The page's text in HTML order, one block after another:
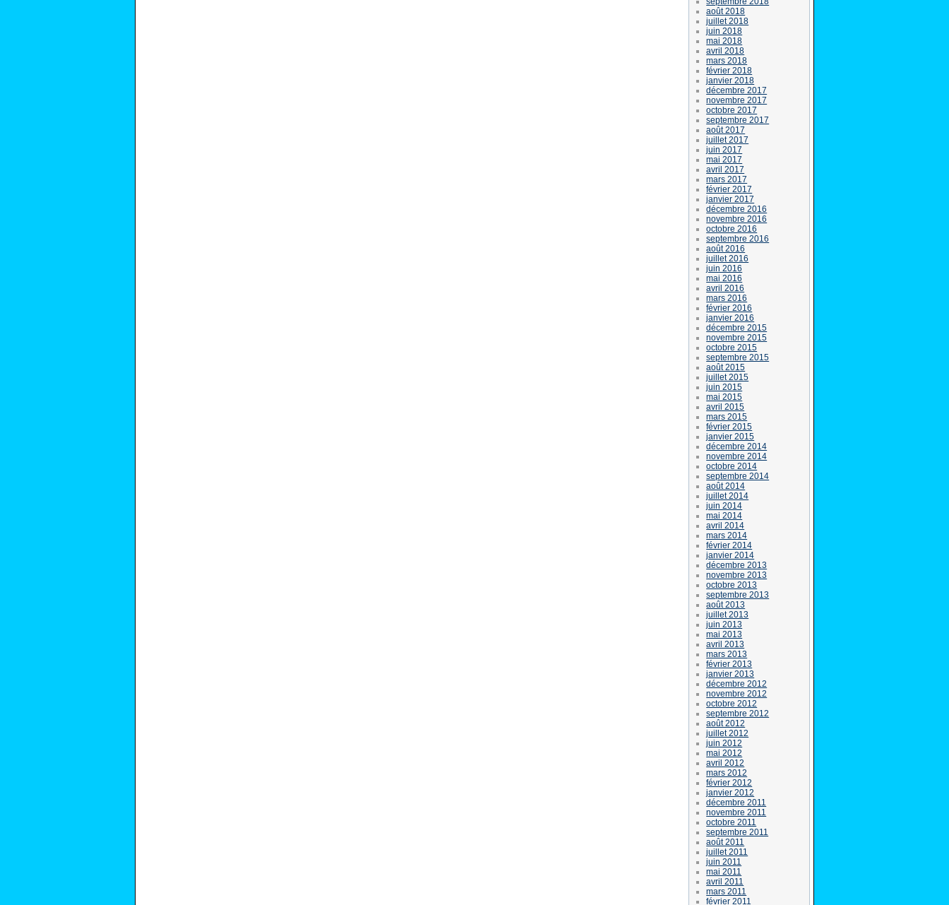
août 2018
juillet 2018
juin 2018
mai 2018
avril 2018
mars 2018
février 2018
janvier 2018
décembre 2017
novembre 2017
octobre 2017
septembre 2017
août 2017
juillet 2017
juin 2017
mai 2017
avril 2017
mars 2017
février 2017
janvier 2017
décembre 2016
novembre 2016
octobre 2016
septembre 2016
août 2016
juillet 2016
juin 2016
mai 2016
avril 2016
mars 2016
février 2016
janvier 2016
décembre 2015
novembre 2015
octobre 2015
septembre 2015
août 2015
juillet 2015
juin 2015
mai 2015
avril 2015
mars 2015
février 2015
janvier 2015
décembre 2014
novembre 2014
octobre 2014
septembre 2014
août 2014
juillet 2014
juin 2014
mai 2014
avril 2014
mars 2014
février 2014
janvier 2014
décembre 2013
novembre 2013
octobre 2013
septembre 2013
août 2013
juillet 2013
juin 2013
mai 2013
avril 2013
mars 2013
février 2013
janvier 2013
décembre 2012
novembre 2012
octobre 2012
septembre 2012
août 2012
juillet 2012
juin 2012
mai 2012
avril 2012
mars 2012
février 2012
janvier 2012
décembre 2011
novembre 2011
octobre 2011
septembre 2011
août 2011
juillet 2011
juin 2011
mai 2011
avril 2011
mars 2011
février 2011